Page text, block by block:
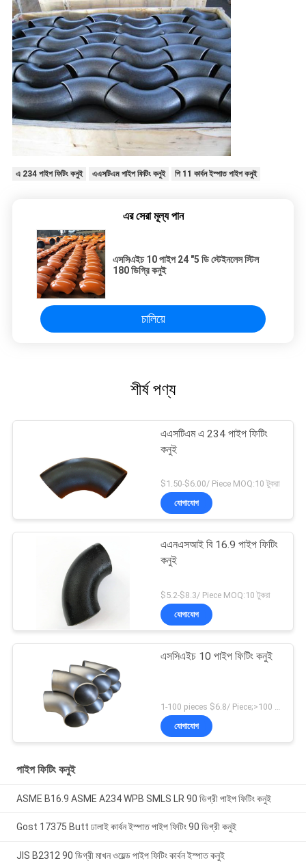
এ 234 পাইপ ফিটিং কনুই এএসটিএম পাইপ ফিটিং কনুই পি 11 কার্বন ইস্পাত পাইপ কনুই
এর সেরা মূল্য পান
এসসিএইচ 10 পাইপ 24 "5 ডি স্টেইনলেস স্টিল
180 ডিগ্রি কনুই
চালিয়ে
শীর্ষ পণ্য
এএসটিএম এ 234 পাইপ ফিটিং
কনুই
$1.50-$6.00/ Piece MOQ:10 টুকরা
যোগাযোগ
এএনএসআই বি 16.9 পাইপ ফিটিং
কনুই
$5.2-$8.3/ Piece MOQ:10 টুকরা
যোগাযোগ
এসসিএইচ 10 পাইপ ফিটিং কনুই
যোগাযোগ
পাইপ ফিটিং কনুই
ASME B16.9 ASME A234 WPB SMLS LR 90 ডিগ্রী পাইপ ফিটিং কনুই
Gost 17375 Butt ঢালাই কার্বন ইস্পাত পাইপ ফিটিং 90 ডিগ্রী কনুই
JIS B2312 90 ডিগ্রী মাখন ওয়েল্ড পাইপ ফিটিং কার্বন ইস্পাত কনুই